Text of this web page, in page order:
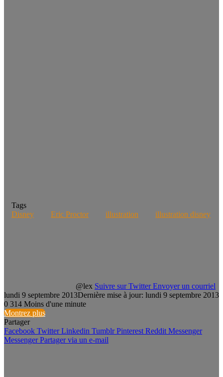
Tags
Disney
Eric Proctor illustration illustration disney
@lex Suivre sur Twitter Envoyer un courriel
lundi 9 septembre 2013Dernière mise à jour: lundi 9 septembre 2013
0 314 Moins d'une minute
Montrez plus
Partager
Facebook Twitter Linkedin Tumblr Pinterest Reddit Messenger
Messenger Partager via un e-mail